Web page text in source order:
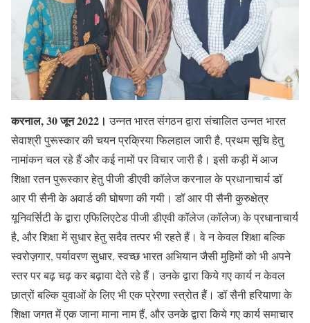
करनाल, 30 जून 2022। उन्नत भारत संगठन द्वारा संचालित उन्नत भारत
सेवाश्री पुरूस्कार की चयन प्रक्रिया फिलहाल जारी है, प्रथम सूचि हेतु
नामांकन चल रहे हैं और कई नामों पर विचार जारी है। इसी कड़ी में आज
शिक्षा रतन पुरूस्कार हेतु पीजी डीएवी कॉलेज करनाल के प्रधानाचार्य डॉ
आर पी सैनी के अवार्ड की घोषणा की गयी। डॉ आर पी सैनी कुरुक्षेत्र
यूनिवर्सिटी के द्वारा एफिलिएटेड पीजी डीएवी कॉलेज (कॉलेज) के प्रधानाचार्य
है, और शिक्षा में सुधार हेतु सदैव तत्पर भी रहते हैं। वे न केवल शिक्षा बल्कि
स्वरोज़गार, पर्यावरण सुधार, स्वच्छ भारत अभियान जैसी मुहिमों को भी अपने
स्तर पर बढ़ चढ़ कर बढ़ावा देते रहे हैं। उनके द्वारा किये गए कार्य न केवल
छात्रों बल्कि युवाओं के लिए भी एक प्रेरणा स्त्रोत हैं। डॉ सैनी हरियाणा के
शिक्षा जगत में एक जाना माना नाम हैं, और उनके द्वारा किये गए कार्य समाचार